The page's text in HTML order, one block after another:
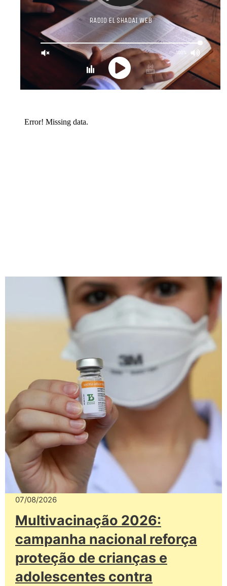
07/08/2026
Multivacinação 2026:
campanha nacional reforça
proteção de crianças e
adolescentes contra